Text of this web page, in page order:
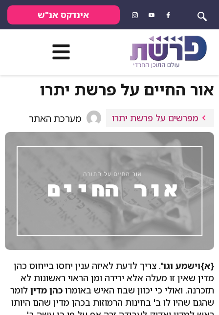
אינדקס אנ"ש
אור החיים על פרשת יתרו
מפרשים על פרשת יתרו מערכת האתר
{א}וישמע וגו'. צריך לדעת לאיזה ענין יחסו בייחוס כהן
מדין שאין זו מעלה אלא ירידה ומן הראוי ראשונות לא
תזכרנה. ואולי כי יכוון שבח האיש באומרו כהן מדין לומר
שהגם שהיו לו ב' בחינות הרמוזות בכהן מדין שהם היותו